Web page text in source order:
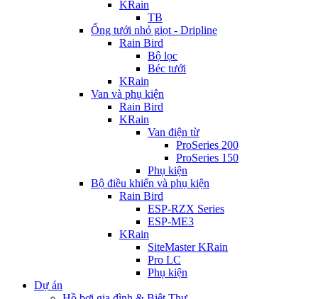
KRain
TB
Ống tưới nhỏ giọt - Dripline
Rain Bird
Bộ lọc
Béc tưới
KRain
Van và phụ kiện
Rain Bird
KRain
Van điện từ
ProSeries 200
ProSeries 150
Phụ kiện
Bộ điều khiển và phụ kiện
Rain Bird
ESP-RZX Series
ESP-ME3
KRain
SiteMaster KRain
Pro LC
Phụ kiện
Dự án